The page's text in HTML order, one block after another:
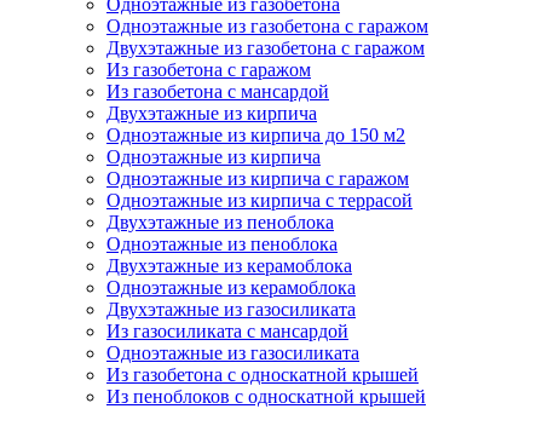
Одноэтажные из газобетона
Одноэтажные из газобетона с гаражом
Двухэтажные из газобетона с гаражом
Из газобетона с гаражом
Из газобетона с мансардой
Двухэтажные из кирпича
Одноэтажные из кирпича до 150 м2
Одноэтажные из кирпича
Одноэтажные из кирпича с гаражом
Одноэтажные из кирпича с террасой
Двухэтажные из пеноблока
Одноэтажные из пеноблока
Двухэтажные из керамоблока
Одноэтажные из керамоблока
Двухэтажные из газосиликата
Из газосиликата с мансардой
Одноэтажные из газосиликата
Из газобетона с односкатной крышей
Из пеноблоков с односкатной крышей